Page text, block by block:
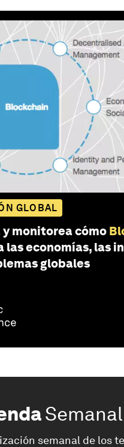
GLOBAL
y monitorea cómo
las economías, las
globales
Semanal
semanal de los